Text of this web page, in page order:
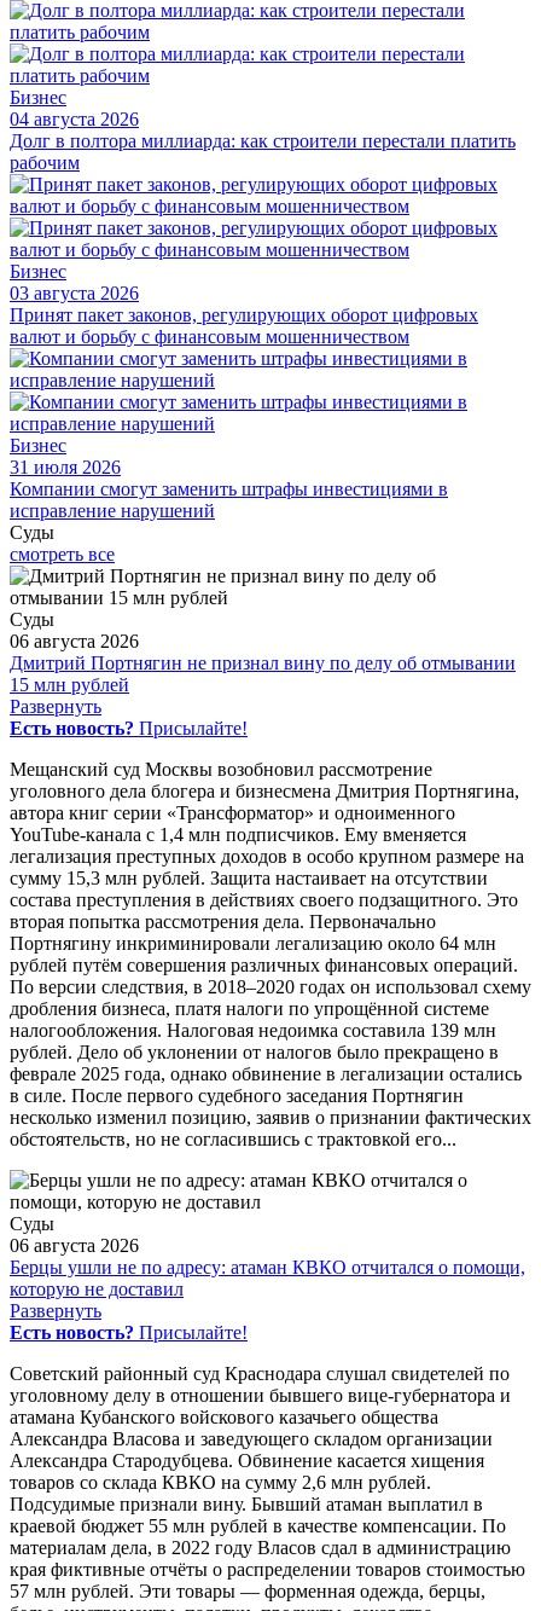
Бизнес
04 августа 2026
Долг в полтора миллиарда: как строители перестали платить
рабочим
Бизнес
03 августа 2026
Принят пакет законов, регулирующих оборот цифровых
валют и борьбу с финансовым мошенничеством
Бизнес
31 июля 2026
Компании смогут заменить штрафы инвестициями в
исправление нарушений
Суды
смотреть все
Суды
06 августа 2026
Дмитрий Портнягин не признал вину по делу об отмывании
15 млн рублей
Развернуть
Есть новость? Присылайте!
Мещанский суд Москвы возобновил рассмотрение
уголовного дела блогера и бизнесмена Дмитрия Портнягина,
автора книг серии «Трансформатор» и одноименного
YouTube-канала с 1,4 млн подписчиков. Ему вменяется
легализация преступных доходов в особо крупном размере на
сумму 15,3 млн рублей. Защита настаивает на отсутствии
состава преступления в действиях своего подзащитного. Это
вторая попытка рассмотрения дела. Первоначально
Портнягину инкриминировали легализацию около 64 млн
рублей путём совершения различных финансовых операций.
По версии следствия, в 2018–2020 годах он использовал схему
дробления бизнеса, платя налоги по упрощённой системе
налогообложения. Налоговая недоимка составила 139 млн
рублей. Дело об уклонении от налогов было прекращено в
феврале 2025 года, однако обвинение в легализации остались
в силе. После первого судебного заседания Портнягин
несколько изменил позицию, заявив о признании фактических
обстоятельств, но не согласившись с трактовкой его...
Суды
06 августа 2026
Берцы ушли не по адресу: атаман КВКО отчитался о помощи,
которую не доставил
Развернуть
Есть новость? Присылайте!
Советский районный суд Краснодара слушал свидетелей по
уголовному делу в отношении бывшего вице-губернатора и
атамана Кубанского войскового казачьего общества
Александра Власова и заведующего складом организации
Александра Стародубцева. Обвинение касается хищения
товаров со склада КВКО на сумму 2,6 млн рублей.
Подсудимые признали вину. Бывший атаман выплатил в
краевой бюджет 55 млн рублей в качестве компенсации. По
материалам дела, в 2022 году Власов сдал в администрацию
края фиктивные отчёты о распределении товаров стоимостью
57 млн рублей. Эти товары — форменная одежда, берцы,